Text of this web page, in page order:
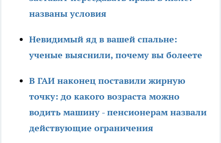
названы условия
Невидимый яд в вашей спальне:
ученые выяснили, почему вы болеете
В ГАИ наконец поставили жирную
точку: до какого возраста можно
водить машину - пенсионерам назвали
действующие ограничения